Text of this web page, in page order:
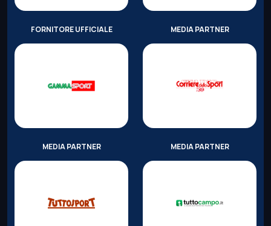
FORNITORE UFFICIALE MEDIA PARTNER
MEDIA PARTNER MEDIA PARTNER